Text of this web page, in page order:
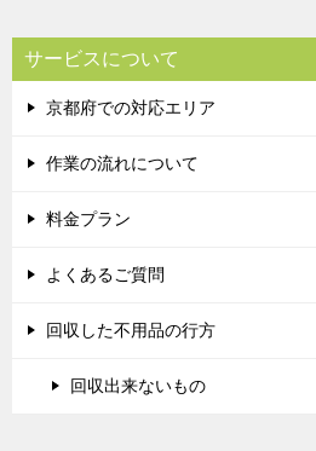
サービスについて
京都府での対応エリア
作業の流れについて
料金プラン
よくあるご質問
回収した不用品の行方
回収出来ないもの